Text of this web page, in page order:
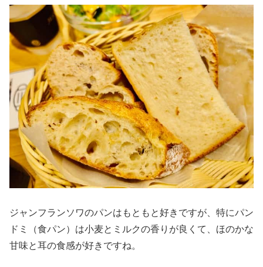
ジャンフランソワのパンはもともと好きですが、特にパン
ドミ（食パン）は小麦とミルクの香りが良くて、ほのかな
甘味と耳の食感が好きですね。